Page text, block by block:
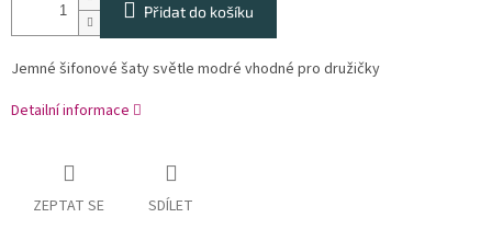
Přidat do košíku
Jemné šifonové šaty světle modré vhodné pro družičky
Detailní informace
ZEPTAT SE SDÍLET